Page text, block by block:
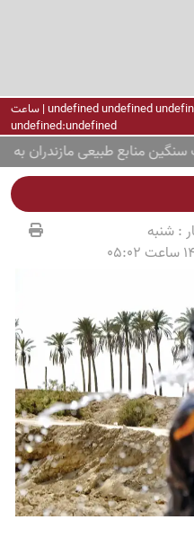
undefined undefined undefined undefined | ساعت
undefined:undefined
منابع طبیعی مازندران به
:شنبه